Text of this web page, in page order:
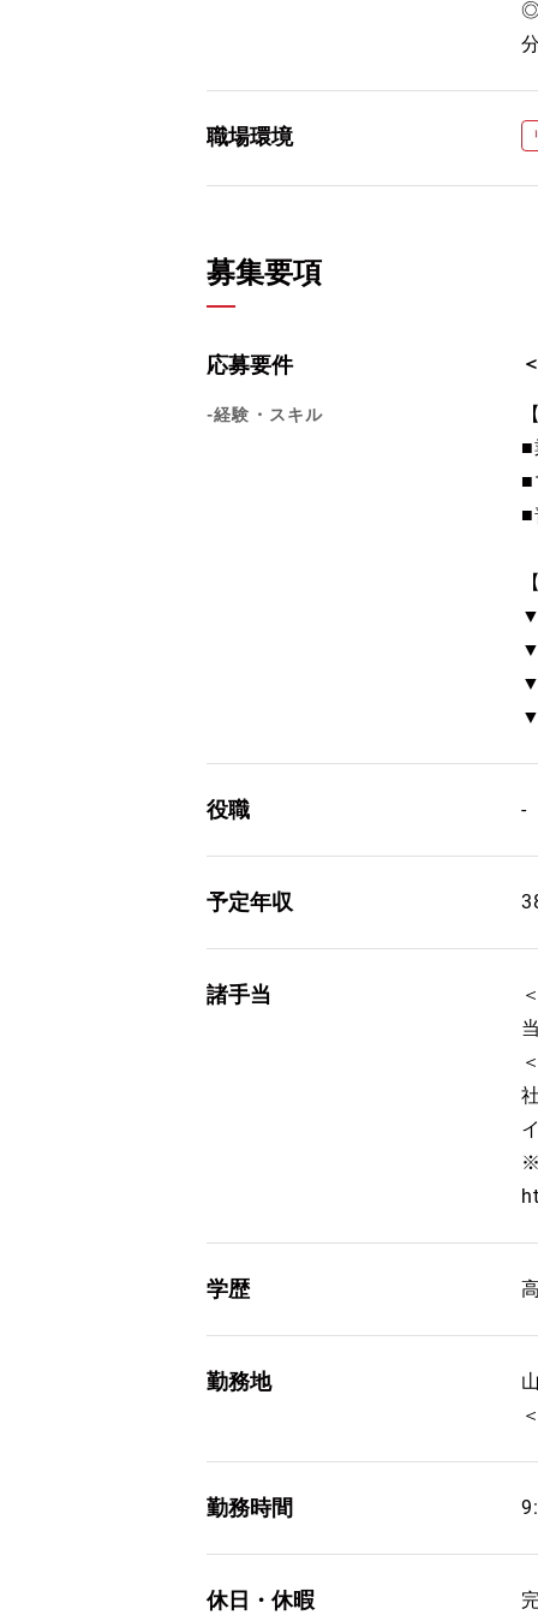
◎
職場環境
募集要項
応募要件
-経験・スキル
■
■
■
役職 -
予定年収
諸手当
学歴
勤務地
勤務時間
休日・休暇